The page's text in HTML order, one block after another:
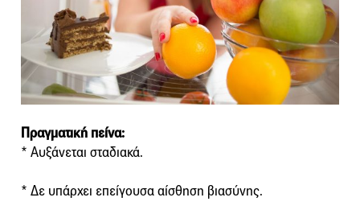
Πραγματική πείνα:
* Αυξάνεται σταδιακά.
* Δε υπάρχει επείγουσα αίσθηση βιασύνης.